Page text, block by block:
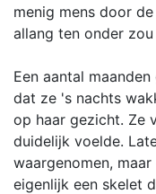
menig mens door
allang ten onder
Een aantal
dat ze 's nachts
op haar gezicht. Ze
duidelijk voelde.
waargenomen,
eigenlijk een skelet